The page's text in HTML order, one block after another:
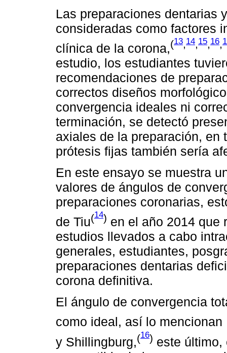
Las preparaciones dentarias
consideradas como factores
clínica de la corona,(13,14,15,16,
estudio, los estudiantes
recomendaciones de
correctos diseños
convergencia ideales ni
terminación, se detectó
axiales de la preparación, en
prótesis fijas también sería
En este ensayo se muestra
valores de ángulos de
preparaciones coronarias,
de Tiu(14) en el año 2014 que
estudios llevados a cabo
generales, estudiantes,
preparaciones dentarias
corona definitiva.
El ángulo de convergencia
como ideal, así lo mencionan
y Shillingburg,(16) este último,